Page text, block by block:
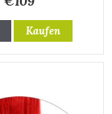
Kaufen